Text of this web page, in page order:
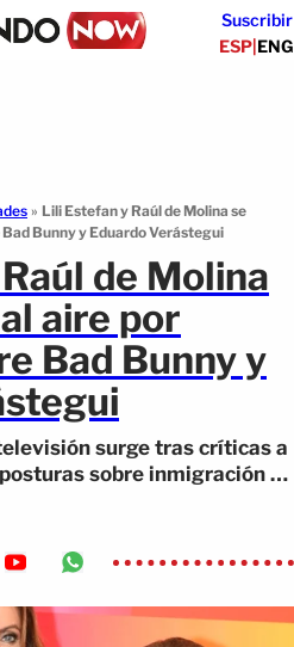
Suscribir
ESP|ENG
» Lili Estefan y Raúl de Molina se
Bunny y Eduardo Verástegui
de Molina
aire por
Bad Bunny y
surge tras críticas a
sobre inmigración y